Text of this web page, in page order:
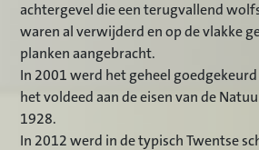
achtergevel die een terugvallend
waren al verwijderd en op de vlakke
planken aangebracht.
In 2001 werd het geheel
het voldeed aan de eisen van de
1928.
In 2012 werd in de typisch Twentse